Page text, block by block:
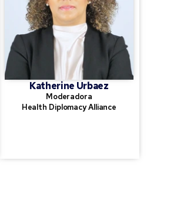
Katherine Urbaez
Moderadora
Health Diplomacy Alliance